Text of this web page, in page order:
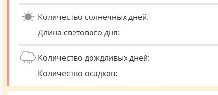
Количество солнечных дней:
Длина светового дня:
Количество дождливых дней:
Количество осадков: